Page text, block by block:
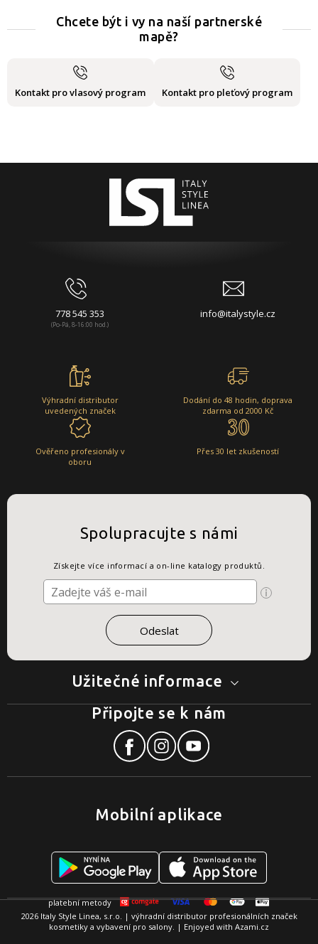
Chcete být i vy na naší partnerské
mapě?
Kontakt pro vlasový program Kontakt pro pleťový program
778 545 353
(Po-Pá, 8-16:00 hod.)
info@italystyle.cz
Výhradní distributor
uvedených značek
Dodání do 48 hodin, doprava
zdarma od 2000 Kč
Ověřeno profesionály v
oboru
Přes 30 let zkušeností
Užitečné informace
Spolupracujte s námi
Získejte více informací a on-line katalogy produktů.
Mobilní aplikace
Připojte se k nám
2026 Italy Style Linea, s.r.o. | výhradní distributor profesionálních značek
kosmetiky a vybavení pro salony. | Enjoyed with Azami.cz